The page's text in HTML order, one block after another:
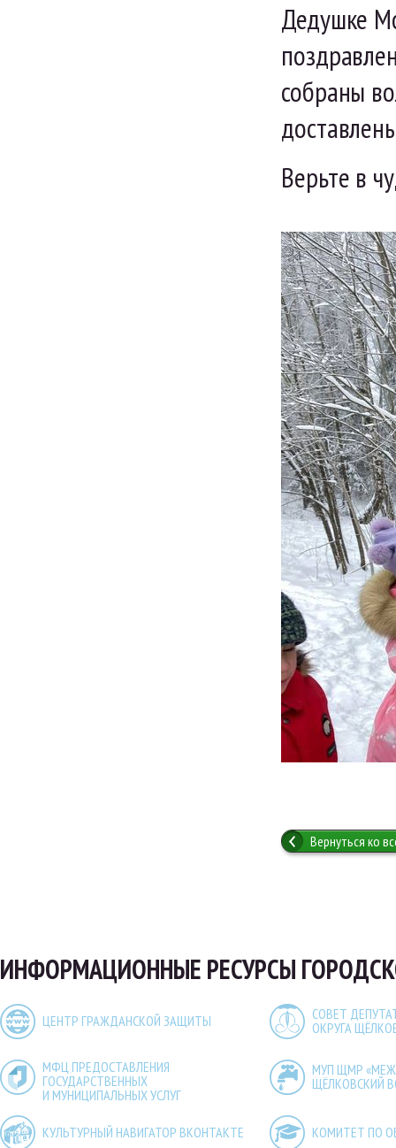
Дедушке
собраны
Верьте в
Вернуться ко
ИНФОРМАЦИОННЫЕ РЕСУРСЫ
ЦЕНТР ГРАЖДАНСКОЙ ЗАЩИТЫ
СОВЕТ
ОКРУГА
МФЦ ПРЕДОСТАВЛЕНИЯ
ГОСУДАРСТВЕННЫХ
И МУНИЦИПАЛЬНЫХ УСЛУГ
МУП ЩМР
ЩЁЛКОВСКИЙ
КУЛЬТУРНЫЙ НАВИГАТОР ВКОНТАКТЕ КОМИТЕТ ПО